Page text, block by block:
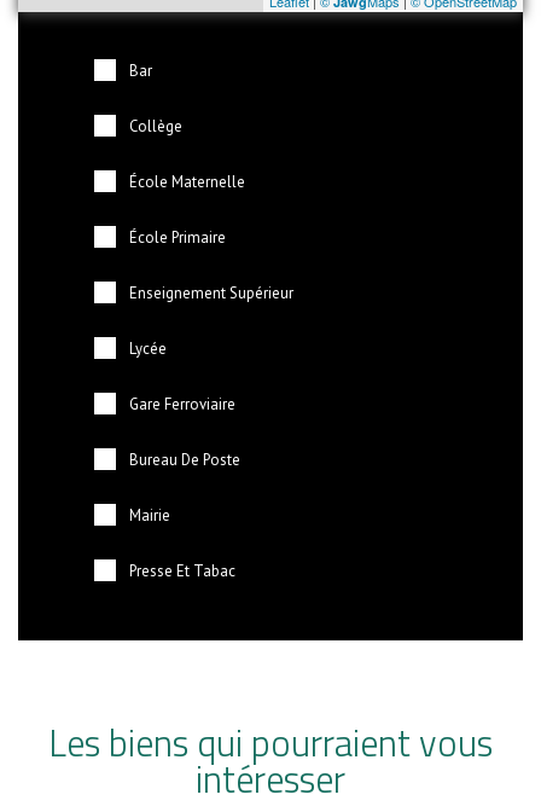
Bar
Collège
École Maternelle
École Primaire
Enseignement Supérieur
Lycée
Gare Ferroviaire
Bureau De Poste
Mairie
Presse Et Tabac
Les biens qui pourraient vous
intéresser